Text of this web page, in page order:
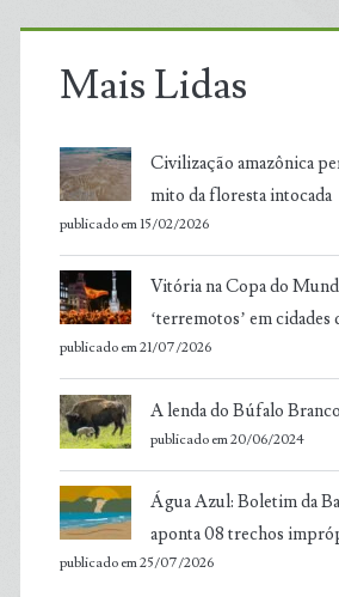
Mais Lidas
Civilização amazônica
mito da floresta intocada
publicado em 15/02/2026
Vitória na Copa do
‘terremotos’ em cidades
publicado em 21/07/2026
A lenda do Búfalo Branco
publicado em 20/06/2024
Água Azul: Boletim da
aponta 08 trechos
publicado em 25/07/2026